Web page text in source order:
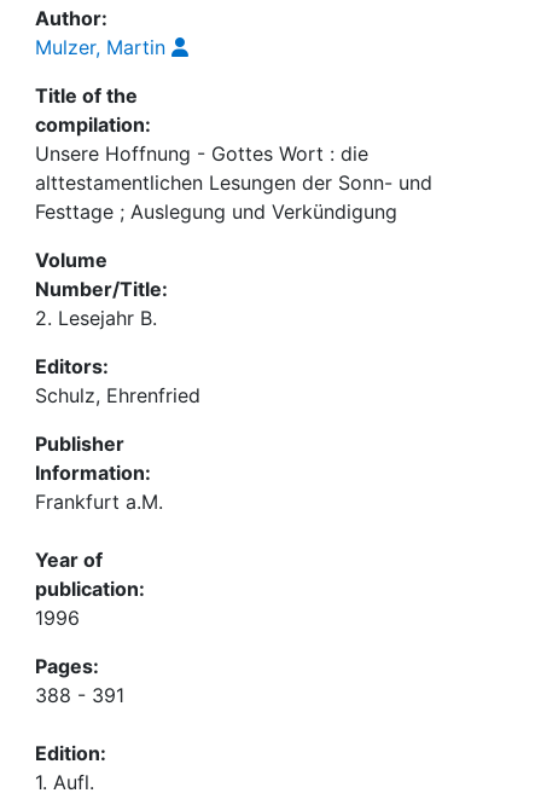
Author:
Mulzer, Martin
Title of the
compilation:
Unsere Hoffnung - Gottes Wort : die
alttestamentlichen Lesungen der Sonn- und
Festtage ; Auslegung und Verkündigung
Volume
Number/Title:
2. Lesejahr B.
Editors:
Schulz, Ehrenfried
Publisher
Information:
Frankfurt a.M.
Year of
publication:
1996
Pages:
388 - 391
Edition:
1. Aufl.